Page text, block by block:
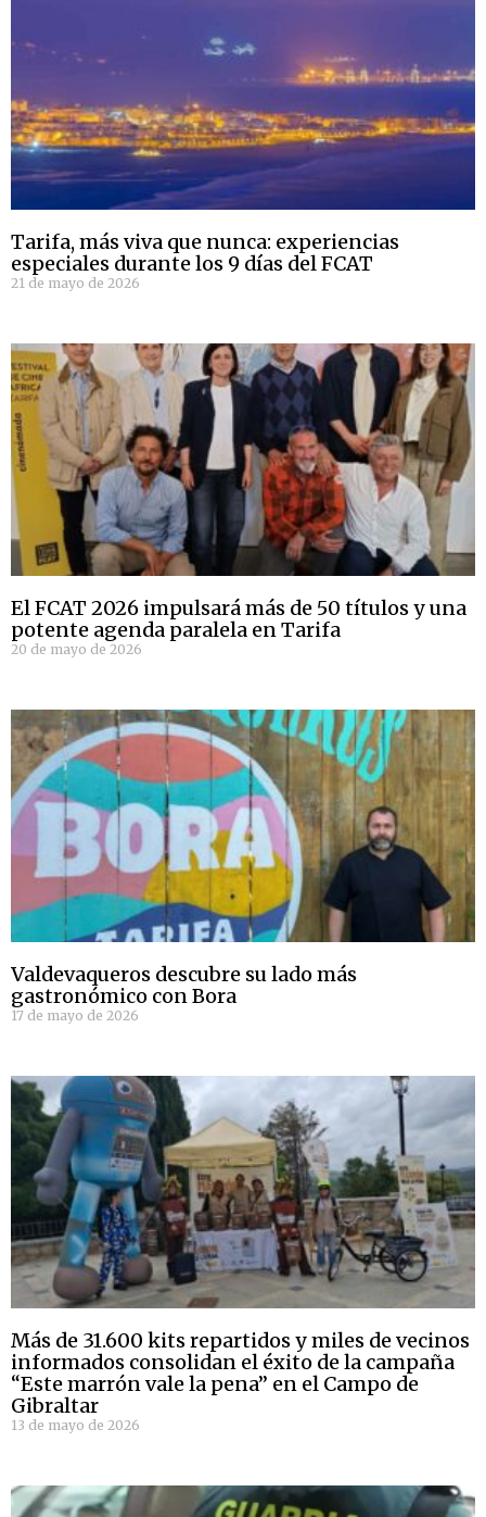
Tarifa, más viva que nunca: experiencias
especiales durante los 9 días del FCAT
21 de mayo de 2026
El FCAT 2026 impulsará más de 50 títulos y una
potente agenda paralela en Tarifa
20 de mayo de 2026
Valdevaqueros descubre su lado más
gastronómico con Bora
17 de mayo de 2026
Más de 31.600 kits repartidos y miles de vecinos
informados consolidan el éxito de la campaña
“Este marrón vale la pena” en el Campo de
Gibraltar
13 de mayo de 2026